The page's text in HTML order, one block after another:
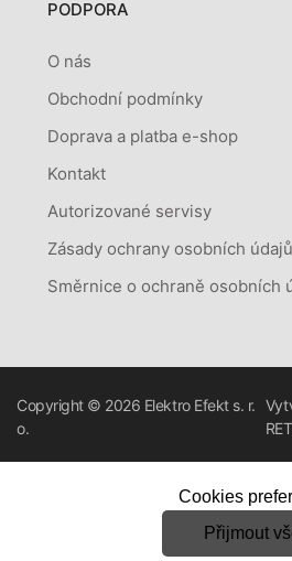
PODPORA
O nás
Obchodní podmínky
Doprava a platba e-shop
Kontakt
Autorizované servisy
Zásady ochrany osobních údajů
Směrnice o ochraně osobních
Copyright © 2026 Elektro Efekt s. r.
o.
Cookies
Přijmout